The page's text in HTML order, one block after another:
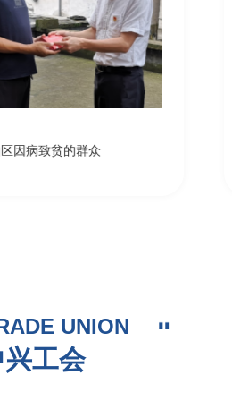
因病致贫的群众
UNION
兴工会